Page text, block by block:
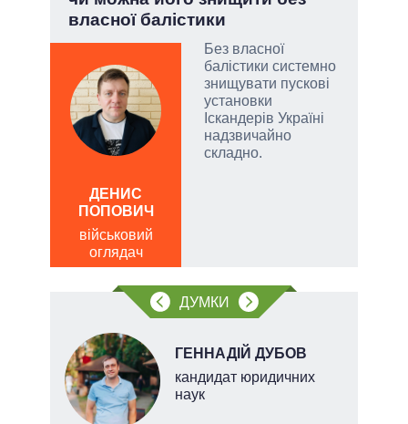
власної балістики
Без власної
балістики системно
знищувати пускові
установки
Іскандерів Україні
надзвичайно
складно.
ДЕНИС
ПОПОВИЧ
військовий
оглядач
ДУМКИ
ГЕННАДІЙ ДУБОВ
кандидат юридичних
наук